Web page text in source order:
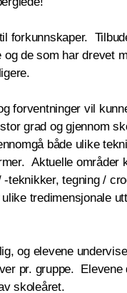
forkunnskaper.
og de som har drevet
forventninger vil
grad og gjennom
både ulike
Aktuelle områder
-teknikker, tegning /
tredimensjonale
og elevene
pr. gruppe. Elevene
skoleåret.